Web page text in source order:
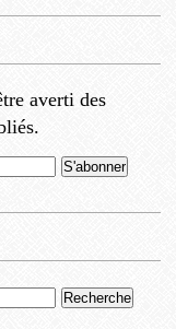
averti des